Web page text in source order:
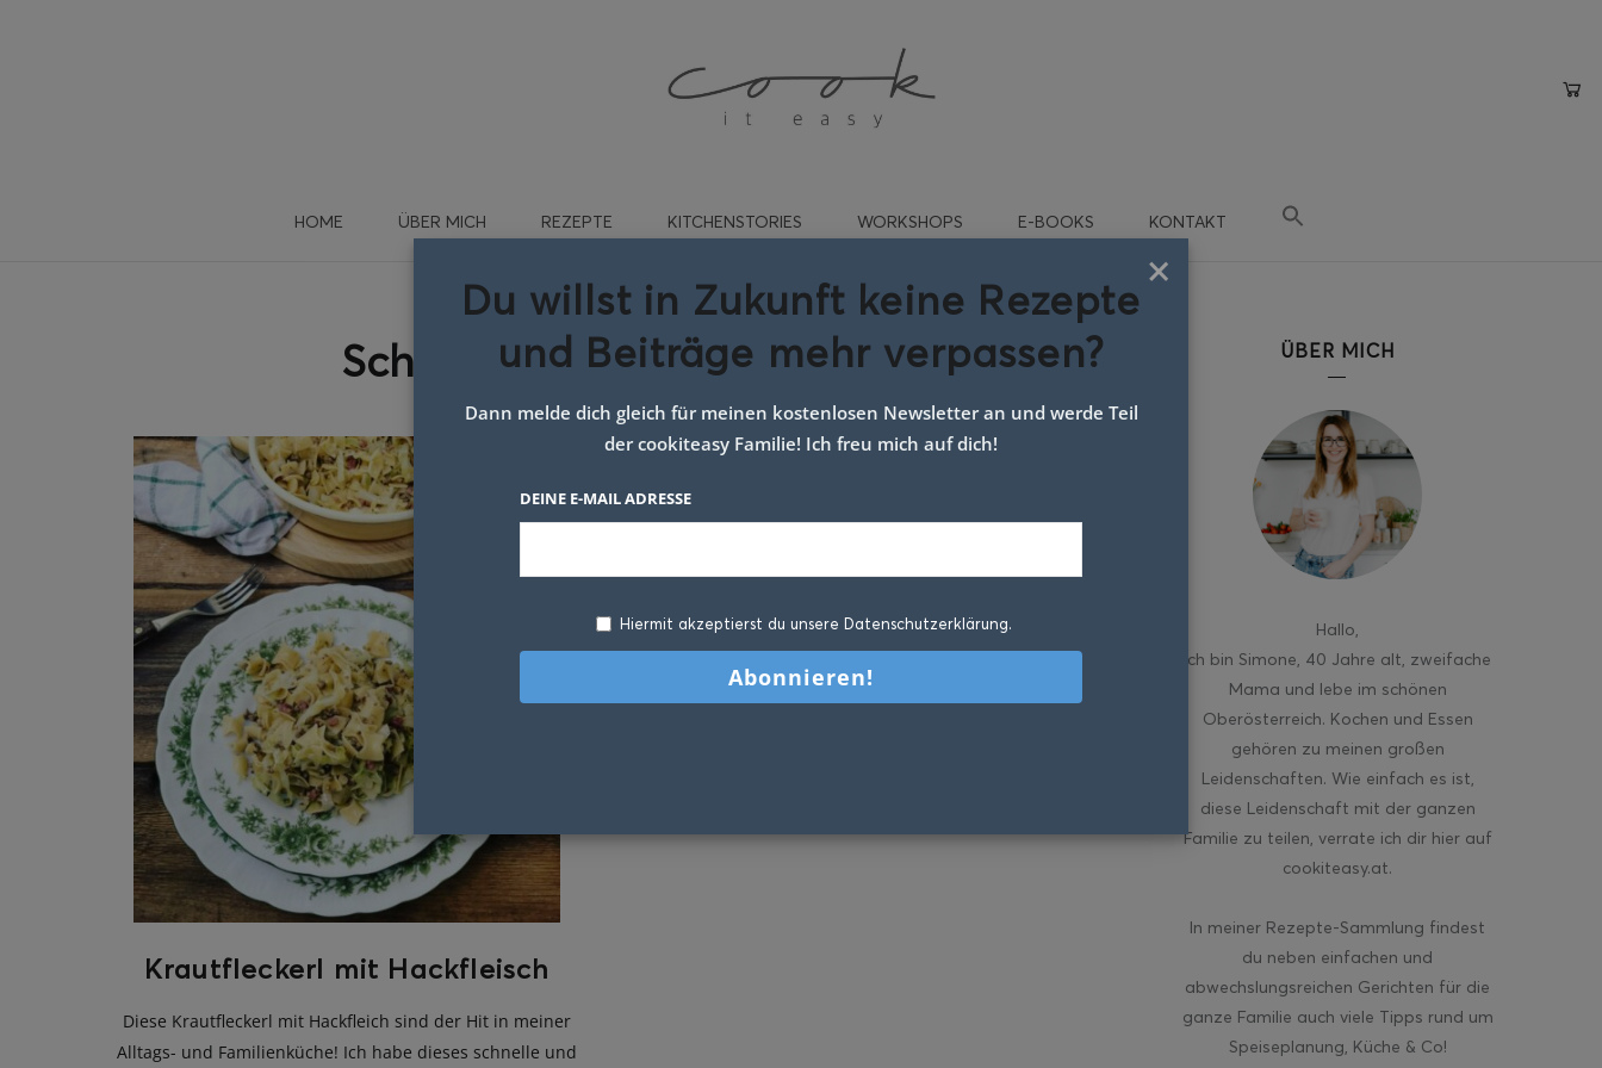
HOME ÜBER MICH REZEPTE KITCHENSTORIES WORKSHOPS E-BOOKS KONTAKT
Schlagwort: Kinder Nudeln
Krautfleckerl mit Hackfleisch
Diese Krautfleckerl mit Hackfleich sind der Hit in meiner
Alltags- und Familienküche! Ich habe dieses schnelle und
ÜBER MICH
Hallo
ich bin Simone, 40 Jahre alt, zweifache
Mama und lebe im schönen
Oberösterreich. Kochen und Essen
gehören zu meinen großen
Leidenschaften. Wie einfach es ist,
diese Leidenschaft mit der ganzen
Familie zu teilen, verrate ich dir hier auf
cookiteasy.at.
In meiner Rezepte-Sammlung findest
du neben einfachen und
abwechslungsreichen Gerichten für die
ganze Familie auch viele Tipps rund um
Speiseplanung, Küche & Co!
×
Du willst in Zukunft keine Rezepte
und Beiträge mehr verpassen?
Dann melde dich gleich für meinen kostenlosen Newsletter an und werde Teil
der cookiteasy Familie! Ich freu mich auf dich!
DEINE E-MAIL ADRESSE
Hiermit akzeptierst du unsere Datenschutzerklärung.